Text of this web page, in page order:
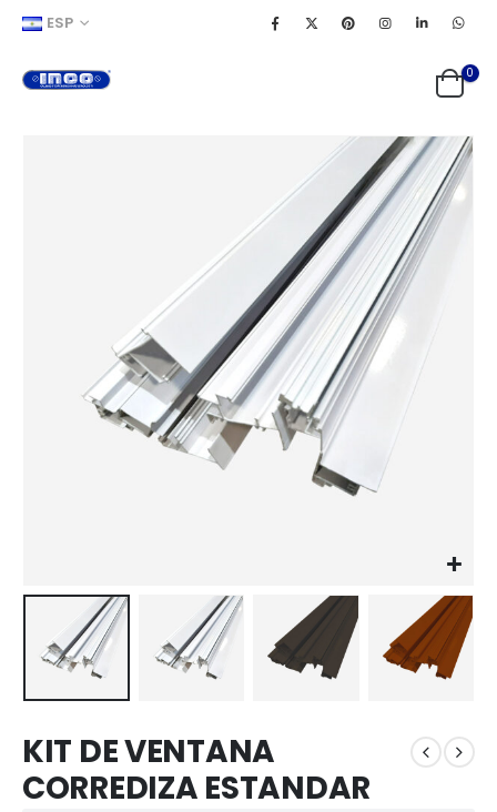
ESP
0
KIT DE VENTANA
CORREDIZA ESTANDAR